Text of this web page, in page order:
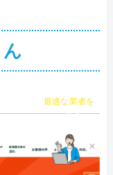
×
チャット診断で
最適な業者を
ご提案